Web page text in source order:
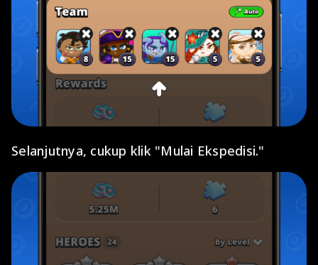
Selanjutnya, cukup klik "Mulai Ekspedisi."